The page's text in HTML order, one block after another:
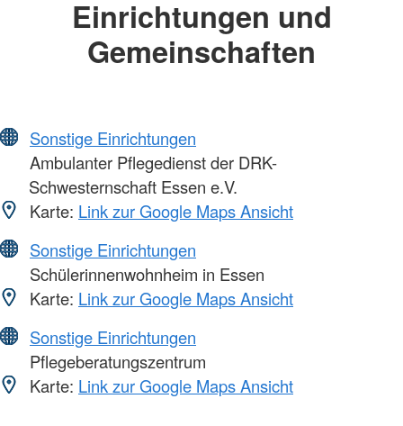
Einrichtungen und
Gemeinschaften
Sonstige Einrichtungen
Ambulanter Pflegedienst der DRK-
Schwesternschaft Essen e.V.
Karte: Link zur Google Maps Ansicht
Sonstige Einrichtungen
Schülerinnenwohnheim in Essen
Karte: Link zur Google Maps Ansicht
Sonstige Einrichtungen
Pflegeberatungszentrum
Karte: Link zur Google Maps Ansicht